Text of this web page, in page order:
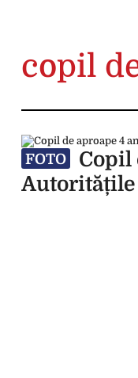
copil
FOTO
Copil
Autoritățile